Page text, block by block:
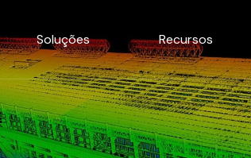
Soluções Recursos